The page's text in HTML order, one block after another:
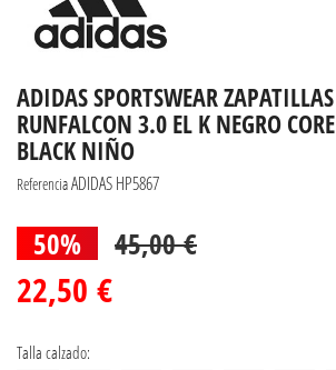
ADIDAS SPORTSWEAR ZAPATILLAS
RUNFALCON 3.0 EL K NEGRO CORE
BLACK NIÑO
ReferenciaADIDAS HP5867
50% 45,00 €
22,50 €
Talla calzado: